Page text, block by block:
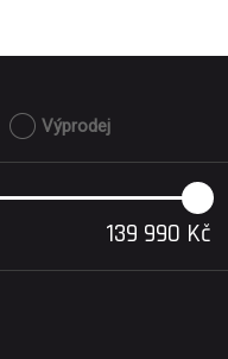
Výprodej
139 990 Kč